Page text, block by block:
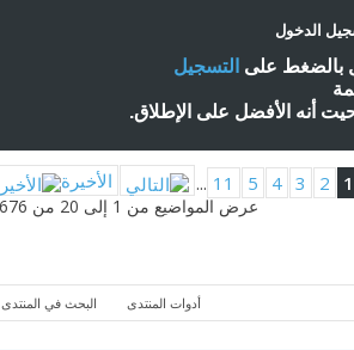
الدخول
بالضغط على التسجيل
أنه الأفضل على الإطلاق.
1
2
3
4
5
11
... الأخيرة
عرض المواضيع من 1 إلى 20 من 676
أدوات المنتدى البحث في المنتدى